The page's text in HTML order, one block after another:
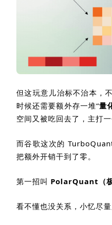
但这玩意儿治标不治本，
时候还需要额外存一堆“量
空间又被吃回去了，主打
而谷歌这次的
把额外开销干到了零。
第一招叫 PolarQuant （
看不懂也没关系，小忆尽量